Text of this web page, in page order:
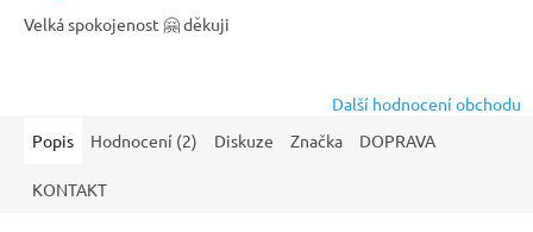
Velká spokojenost 🤗 děkuji
Další hodnocení obchodu
Popis
Hodnocení (2) Diskuze Značka DOPRAVA
KONTAKT